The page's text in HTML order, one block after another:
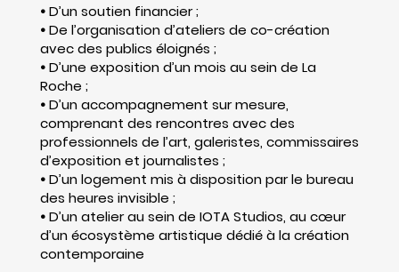
•D’un soutien financier ;
•De l’organisation d’ateliers de co-création
avec des publics éloignés ;
•D’une exposition d’un mois au sein de La
Roche ;
•D’un accompagnement sur mesure,
comprenant des rencontres avec des
professionnels de l’art, galeristes, commissaires
d’exposition et journalistes ;
•D’un logement mis à disposition par le bureau
des heures invisible ;
•D’un atelier au sein de IOTA Studios, au cœur
d’un écosystème artistique dédié à la création
contemporaine